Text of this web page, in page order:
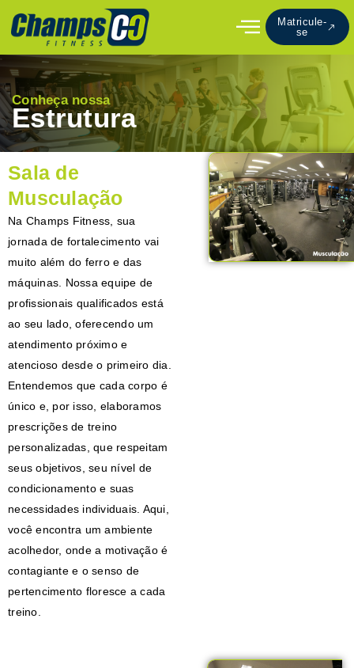
para
o
conteúdo
Matricule-
se
Conheça nossa
Estrutura
Sala de
Musculação
Na Champs Fitness, sua
jornada de fortalecimento vai
muito além do ferro e das
máquinas. Nossa equipe de
profissionais qualificados está
ao seu lado, oferecendo um
atendimento próximo e
atencioso desde o primeiro dia.
Entendemos que cada corpo é
único e, por isso, elaboramos
prescrições de treino
personalizadas, que respeitam
seus objetivos, seu nível de
condicionamento e suas
necessidades individuais. Aqui,
você encontra um ambiente
acolhedor, onde a motivação é
contagiante e o senso de
pertencimento floresce a cada
treino.